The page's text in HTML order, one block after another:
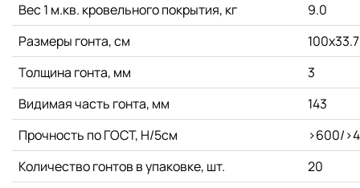
Вес 1 м.кв. кровельного покрытия, кг
9.0
Размеры гонта, см
100x33.7
Толщина гонта, мм
3
Видимая часть гонта, мм
143
Прочность по ГОСТ, Н/5см
>600/
Количество гонтов в упаковке, шт.
20